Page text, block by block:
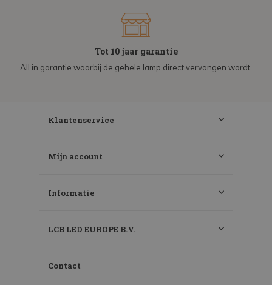
Tot 10 jaar garantie
All in garantie waarbij de gehele lamp direct vervangen wordt.
Klantenservice
Mijn account
Informatie
LCB LED EUROPE B.V.
Contact